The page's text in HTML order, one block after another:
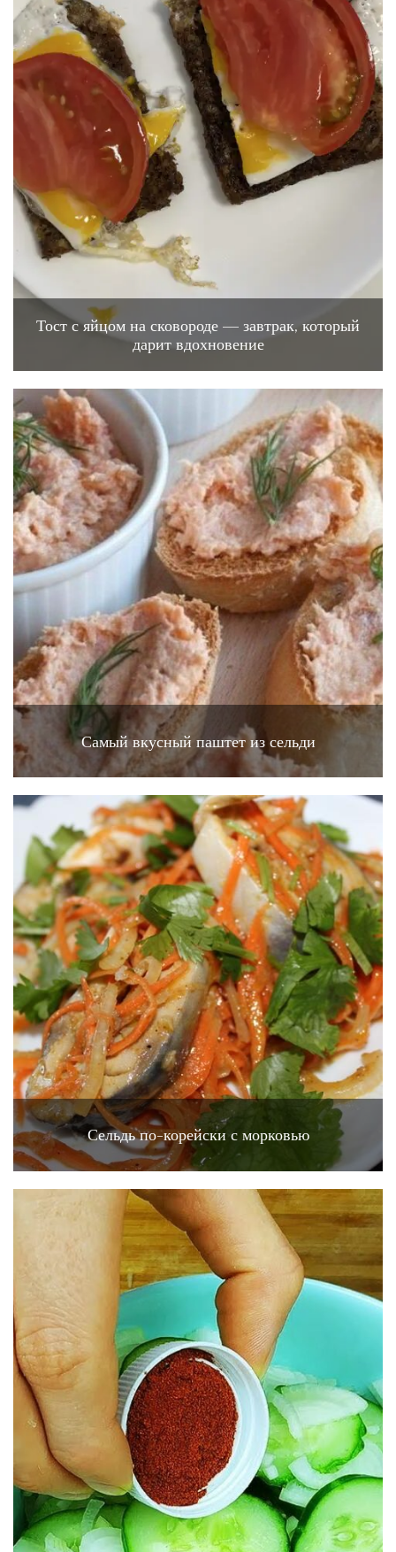
Тост с яйцом на сковороде — завтрак, который
дарит вдохновение
Самый вкусный паштет из сельди
Сельдь по-корейски с морковью